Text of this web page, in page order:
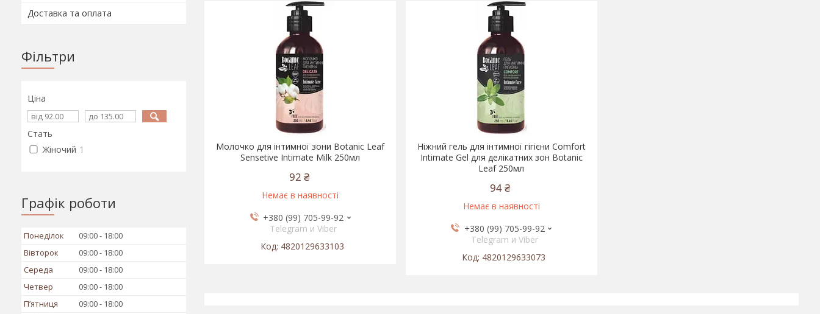
Молочко для інтимної зони Botanic Leaf
Sensetive Intimate Milk 250мл
92 ₴
Немає в наявності
+380 (99) 705-99-92
Telegram и Viber
4820129633103
Ніжний гель для інтимної гігієни Comfort
Intimate Gel для делікатних зон Botanic
Leaf 250мл
94 ₴
Немає в наявності
+380 (99) 705-99-92
Telegram и Viber
4820129633073
Доставка та оплата
Фільтри
Ціна
Стать
Жіночий 1
Графік роботи
Понеділок 09:00
18:00
Вівторок
09:00
18:00
Середа
09:00
18:00
Четвер
09:00
18:00
Пʼятниця
09:00
18:00